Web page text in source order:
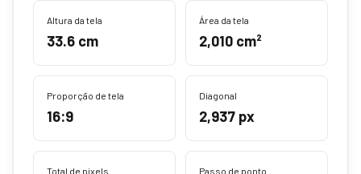
Altura da tela
33.6 cm
Área da tela
2,010 cm²
Proporção de tela
16:9
Diagonal
2,937 px
Total de pixels Passo de ponto